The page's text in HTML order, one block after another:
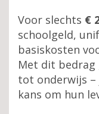
Voor slechts €
schoolgeld,
basiskosten
Met dit bedrag
tot onderwijs –
kans om hun